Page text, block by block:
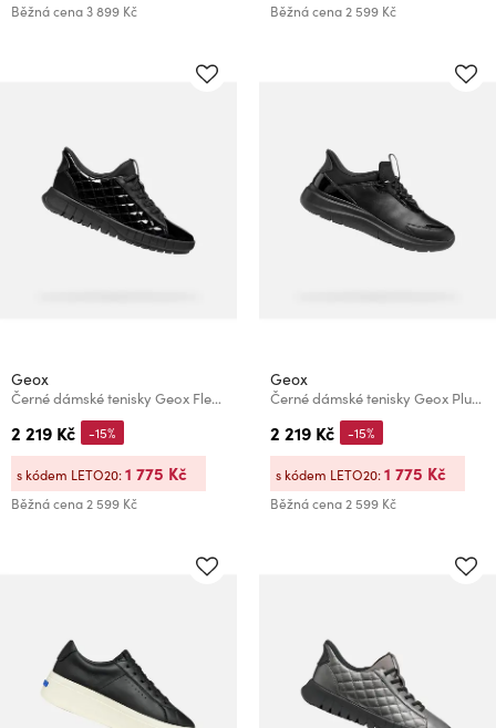
Běžná cena3 899 Kč Běžná cena2 599 Kč
Geox
Černé dámské tenisky Geox Flextride Plus
2 219 Kč
Běžná cena2 599 Kč
-15%
s kódem LETO20:1 775 Kč
Geox
Černé dámské tenisky Geox Plummery Plus
2 219 Kč
Běžná cena2 599 Kč
-15%
s kódem LETO20:1 775 Kč